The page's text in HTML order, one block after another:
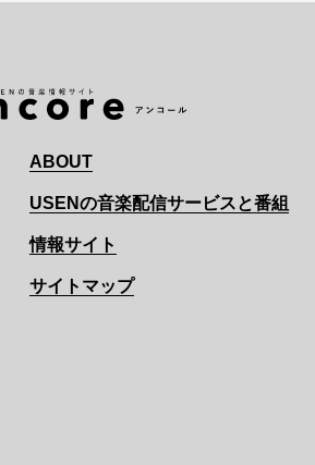
ABOUT
USENの音楽配信サービスと番組
情報サイト
サイトマップ